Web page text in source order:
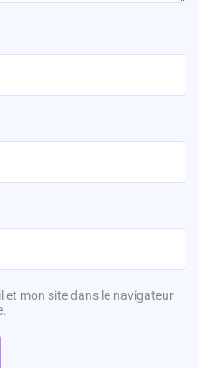
et mon site dans le navigateur